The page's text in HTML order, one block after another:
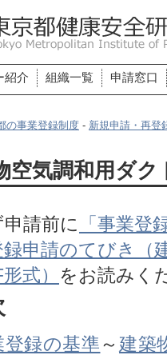
紹介 組織一覧 申請窓口
の事業登録制度 - 新規申請・再登
空気調和用ダク
請前に 「事業登
申請のてびき（
式） をお読みく
登録の基準～ 建築